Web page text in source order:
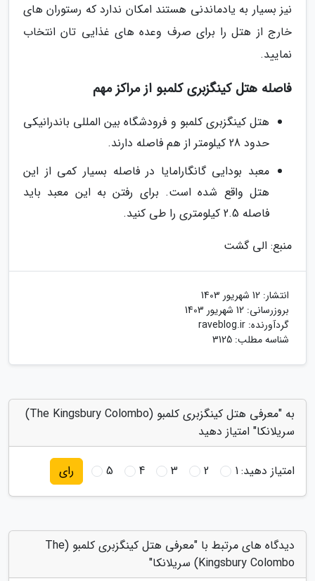
نیز بسیار به یادماندنی هستند امکان ندارد که رستوران های
خارج از هتل را برای صرف وعده های غذایی تان انتخاب
نمایید.
فاصله هتل کینگزبری کلمبو از مراکز مهم
هتل کینگزبری کلمبو و فرودشگاه بین المللی باندرانیکی
حدود 28 کیلومتر از هم فاصله دارند.
معبد بودایی گانگارامایا در فاصله بسیار کمی از این
هتل واقع شده است. برای رفتن به این معبد باید
فاصله 2.5 کیلومتری را طی کنید.
منبع: الی گشت
انتشار: 12 شهریور 1403
بروزرسانی: 12 شهریور 1403
گردآورنده: raveblog.ir
شناسه مطلب: 3125
به "معرفی هتل کینگزبری کلمبو (The Kingsbury Colombo)
سریلانکا" امتیاز دهید
امتیاز دهید:1
2
3
4
5 رای
دیدگاه های مرتبط با "معرفی هتل کینگزبری کلمبو (The
Kingsbury Colombo) سریلانکا"